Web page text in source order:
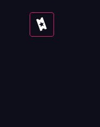
Se
tider